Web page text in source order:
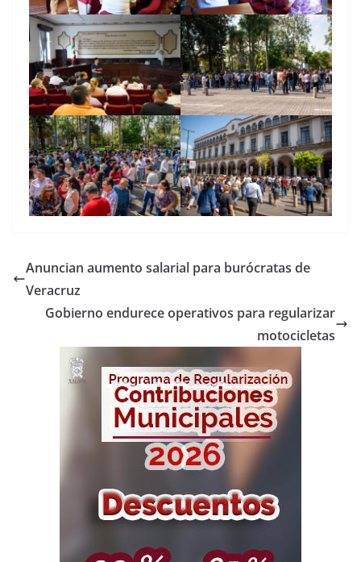
Anuncian aumento salarial para burócratas de
Veracruz
Gobierno endurece operativos para regularizar
motocicletas